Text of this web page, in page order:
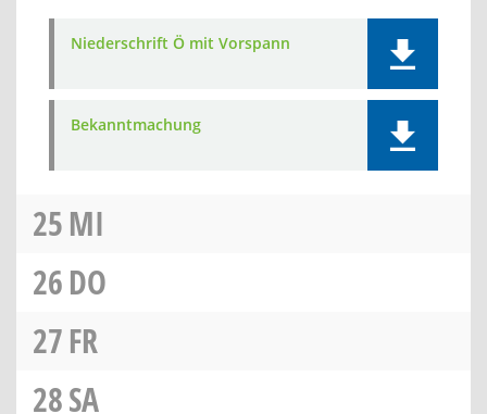
Niederschrift Ö mit Vorspann
Bekanntmachung
25MI
26DO
27FR
28SA